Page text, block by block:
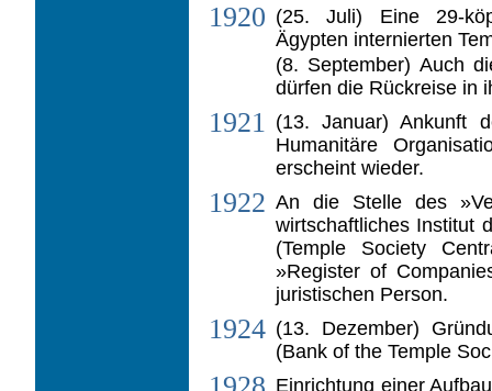
1920 (25. Juli) Eine 29-
Ägypten internierten
(8. September) Auch
dürfen die Rück­reise in
1921 (13. Januar) Ankunft
Humanitäre
erscheint wieder.
1922 An die Stelle des
wirtschaftliches Institut
(Temple Society
»Register of
juristischen Person.
1924 (13. Dezember)
(Bank of the Temple
Einrichtung einer